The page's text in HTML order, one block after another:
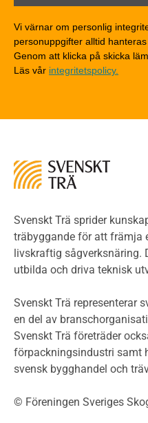
Träkonstruktioners
Detaljlösningar
Träytors
Tekniska byten med
Riskvärdering i
Miljöeffekter
LCA
Miljödeklarationer
Termer och
Planering
Klimatkalkylator hallar
Projektering av
Byggsystem
Fasadsystem i
Bullerskärmar och
Byggnation och
Vi värnar om personlig
personuppgifter alltid
Genom att klicka på skicka
Läs vår integritetspolicy.
Svenskt Trä sprider
träbyggande för att främja
livskraftig sågverksnäring.
utbilda och driva teknisk
Svenskt Trä representerar
en del av
Svenskt Trä företräder
förpackningsindustri samt
svensk bygghandel och
© Föreningen Sveriges